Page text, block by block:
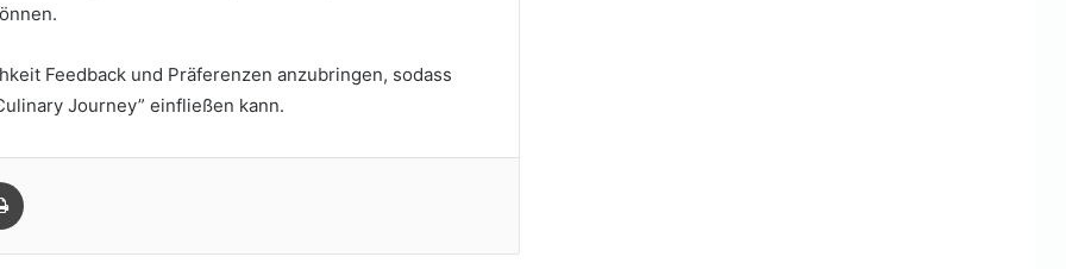
Feedback und Präferenzen anzubringen, sodass
Journey” einfließen kann.